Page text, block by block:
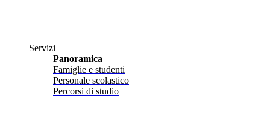
Servizi
Panoramica
Famiglie e studenti
Personale scolastico
Percorsi di studio